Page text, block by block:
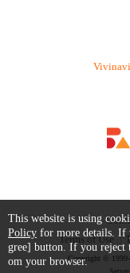
Terms of Use
Copyright ©
This website is using
Policy for more details. If
gree] button. If you reject
om your browser.